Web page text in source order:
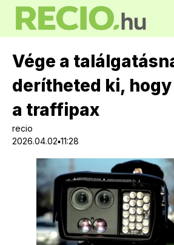
Vége a
derítheted ki,
a traffipax
recio
2026.04.02▪11:28